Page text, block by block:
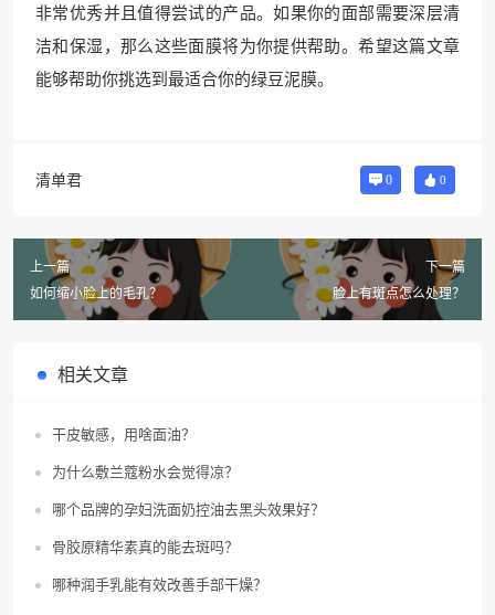
非常优秀并且值得尝试的产品。如果你的面部需要深层清
洁和保湿，那么这些面膜将为你提供帮助。希望这篇文章
能够帮助你挑选到最适合你的绿豆泥膜。
清单君 0 0
上一篇
如何缩小脸上的毛孔？
下一篇
脸上有斑点怎么处理？
相关文章
干皮敏感，用啥面油？
为什么敷兰蔻粉水会觉得凉？
哪个品牌的孕妇洗面奶控油去黑头效果好？
骨胶原精华素真的能去斑吗？
哪种润手乳能有效改善手部干燥？